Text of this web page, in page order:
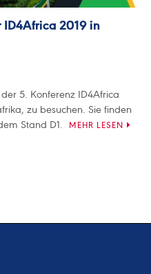
ID4Africa 2019 in
5. Konferenz ID4Africa
zu besuchen. Sie finden
Stand D1.
MEHR LESEN